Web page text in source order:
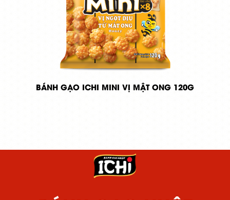
BÁNH GẠO ICHI MINI VỊ MẬT ONG 120G